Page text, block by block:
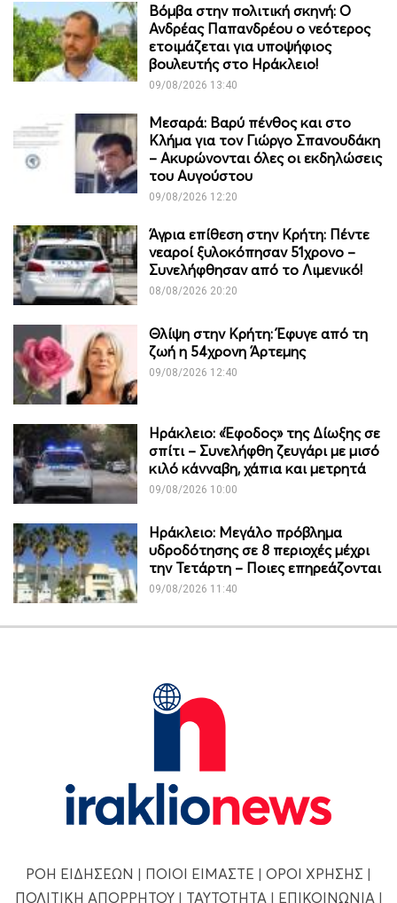
Βόμβα στην πολιτική σκηνή: Ο
Ανδρέας Παπανδρέου ο νεότερος
ετοιμάζεται για υποψήφιος
βουλευτής στο Ηράκλειο!
09/08/2026 13:40
Μεσαρά: Βαρύ πένθος και στο
Κλήμα για τον Γιώργο Σπανουδάκη
– Ακυρώνονται όλες οι εκδηλώσεις
του Αυγούστου
09/08/2026 12:20
Άγρια επίθεση στην Κρήτη: Πέντε
νεαροί ξυλοκόπησαν 51χρονο –
Συνελήφθησαν από το Λιμενικό!
08/08/2026 20:20
Θλίψη στην Κρήτη: Έφυγε από τη
ζωή η 54χρονη Άρτεμης
09/08/2026 12:40
Ηράκλειο: «Έφοδος» της Δίωξης σε
σπίτι – Συνελήφθη ζευγάρι με μισό
κιλό κάνναβη, χάπια και μετρητά
09/08/2026 10:00
Ηράκλειο: Μεγάλο πρόβλημα
υδροδότησης σε 8 περιοχές μέχρι
την Τετάρτη – Ποιες επηρεάζονται
09/08/2026 11:40
ΡΟΗ ΕΙΔΗΣΕΩΝ | ΠΟΙΟΙ ΕΙΜΑΣΤΕ | ΟΡΟΙ ΧΡΗΣΗΣ |
ΠΟΛΙΤΙΚΗ ΑΠΟΡΡΗΤΟΥ| ΤΑΥΤΟΤΗΤΑ | ΕΠΙΚΟΙΝΩΝΙΑ |